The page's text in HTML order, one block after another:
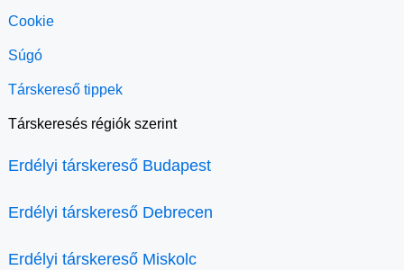
Cookie
Súgó
Társkereső tippek
Társkeresés régiók szerint
Erdélyi társkereső Budapest
Erdélyi társkereső Debrecen
Erdélyi társkereső Miskolc